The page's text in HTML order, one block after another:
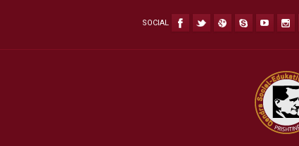
SOCIAL